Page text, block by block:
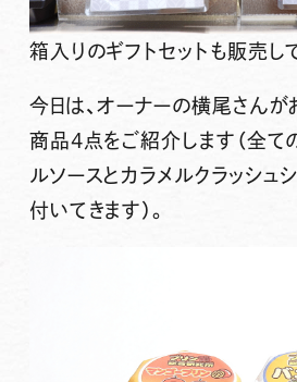
箱入りのギフトセットも販売し
今日は、オーナーの横尾さん
商品4点をご紹介します（全て
ルソースとカラメルクラッシュ
付いてきます）。